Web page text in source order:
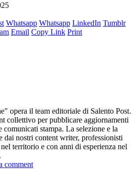
Whatsapp Whatsapp LinkedIn Tumblr
Email Copy Link Print
opera il team editoriale di Salento Post.
collettivo per pubblicare aggiornamenti
stampa. La selezione e la
dai nostri content writer, professionisti
territorio e con anni di esperienza nel
comment